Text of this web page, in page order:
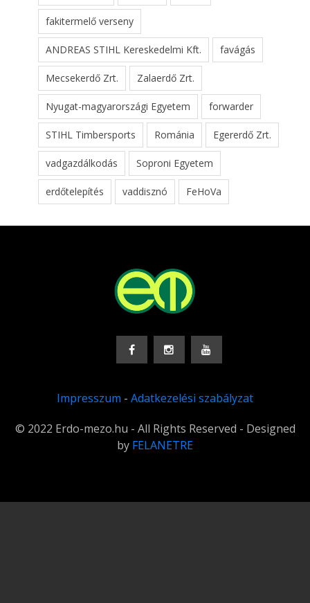
fakitermelő verseny
ANDREAS STIHL Kereskedelmi Kft. favágás
Mecsekerdő Zrt. Zalaerdő Zrt.
Nyugat-magyarországi Egyetem forwarder
STIHL Timbersports Románia Egererdő Zrt.
vadgazdálkodás Soproni Egyetem
erdőtelepítés vaddisznó FeHoVa
Impresszum - Adatkezelési szabályzat
© 2022 Erdo-mezo.hu - All Rights Reserved - Designed
by FELANETRE